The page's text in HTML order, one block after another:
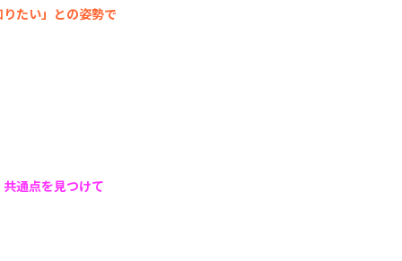
たい」との姿勢で
通点を見つけて